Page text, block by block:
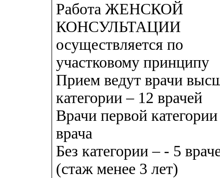
Работа ЖЕНСКОЙ
КОНСУЛЬТАЦИИ
осуществляется по
участковому принципу
Прием ведут врачи
категории – 12 врачей
Врачи первой
врача
Без категории – - 5
(стаж менее 3 лет)